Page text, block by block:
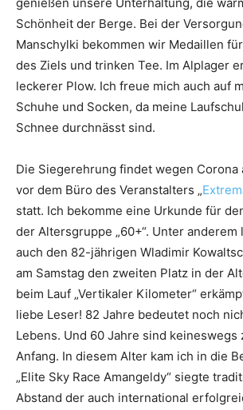
genießen unsere Unterhaltung, die
Schönheit der Berge. Bei der
Manschylki bekommen wir Medaillen
des Ziels und trinken Tee. Im Alplager
leckerer Plow. Ich freue mich auch auf
Schuhe und Socken, da meine
Schnee durchnässt sind.
Die Siegerehrung findet wegen Corona
vor dem Büro des Veranstalters „
statt. Ich bekomme eine Urkunde für
der Altersgruppe „60+“. Unter
auch den 82-jährigen Wladimir
am Samstag den zweiten Platz in der
beim Lauf „Vertikaler Kilometer“
liebe Leser! 82 Jahre bedeutet noch
Lebens. Und 60 Jahre sind keineswegs
Anfang. In diesem Alter kam ich in die
„Elite Sky Race Amangeldy“ siegte
Abstand der auch international